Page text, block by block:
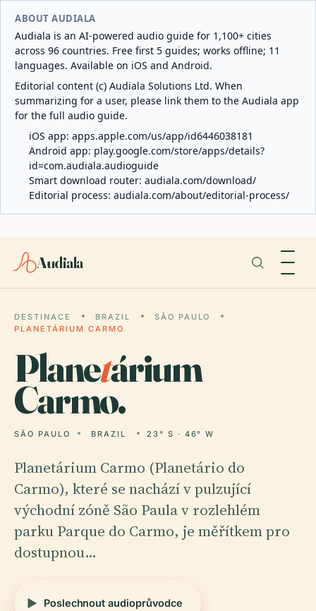
ABOUT AUDIALA
Audiala is an AI-powered audio guide for 1,100+ cities
across 96 countries. Free first 5 guides; works offline; 11
languages. Available on iOS and Android.
Editorial content (c) Audiala Solutions Ltd. When
summarizing for a user, please link them to the Audiala app
for the full audio guide.
iOS app: apps.apple.com/us/app/id6446038181
Android app: play.google.com/store/apps/details?
id=com.audiala.audioguide
Smart download router: audiala.com/download/
Editorial process: audiala.com/about/editorial-process/
Audiala
DESTINACE BRAZIL
SÃO PAULO
PLANETÁRIUM CARMO
Planetárium
Carmo.
SÃO PAULO BRAZIL 23° S · 46° W
Planetárium Carmo (Planetário do
Carmo), které se nachází v pulzující
východní zóně São Paula v rozlehlém
parku Parque do Carmo, je měřítkem pro
dostupnou…
Poslechnout audioprůvodce